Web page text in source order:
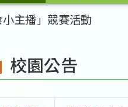
小主播」競賽活動
校園公告